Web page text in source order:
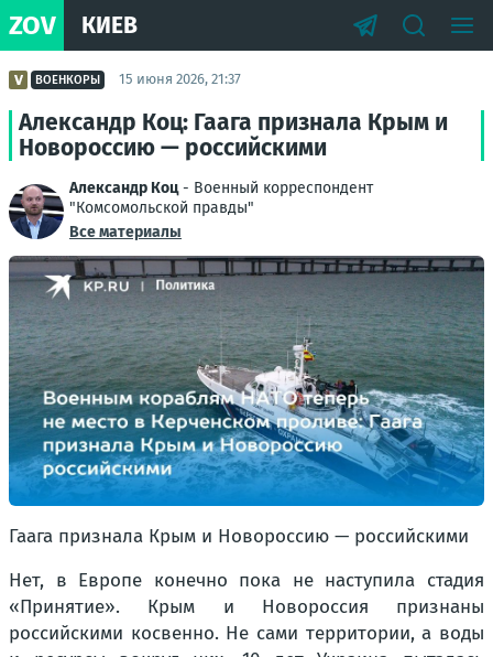
ZOV КИЕВ
ВОЕНКОРЫ 15 июня 2026, 21:37
Александр Коц: Гаага признала Крым и
Новороссию — российскими
Александр Коц- Военный корреспондент
"Комсомольской правды"
Все материалы
Гаага признала Крым и Новороссию — российскими
Нет, в Европе конечно пока не наступила стадия
«Принятие». Крым и Новороссия признаны
российскими косвенно. Не сами территории, а воды